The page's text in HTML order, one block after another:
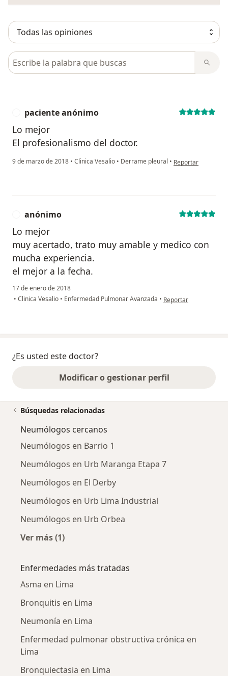
Busca en opiniones
paciente anónimo
Lo mejor
El profesionalismo del doctor.
9 de marzo de 2018 • Clinica Vesalio • Derrame pleural • en opinión del
Reportar
anónimo
Lo mejor
muy acertado, trato muy amable y medico con
mucha experiencia.
el mejor a la fecha.
17 de enero de 2018
• Clinica Vesalio • Enfermedad Pulmonar Avanzada • en opinión del usuario
Reportar
¿Es usted este doctor?
Modificar o gestionar perfil
Búsquedas relacionadas
Neumólogos cercanos
Neumólogos en Barrio 1
Neumólogos en Urb Maranga Etapa 7
Neumólogos en El Derby
Neumólogos en Urb Lima Industrial
Neumólogos en Urb Orbea
Ver más (1)
Enfermedades más tratadas
Asma en Lima
Bronquitis en Lima
Neumonía en Lima
Enfermedad pulmonar obstructiva crónica en
Lima
Bronquiectasia en Lima